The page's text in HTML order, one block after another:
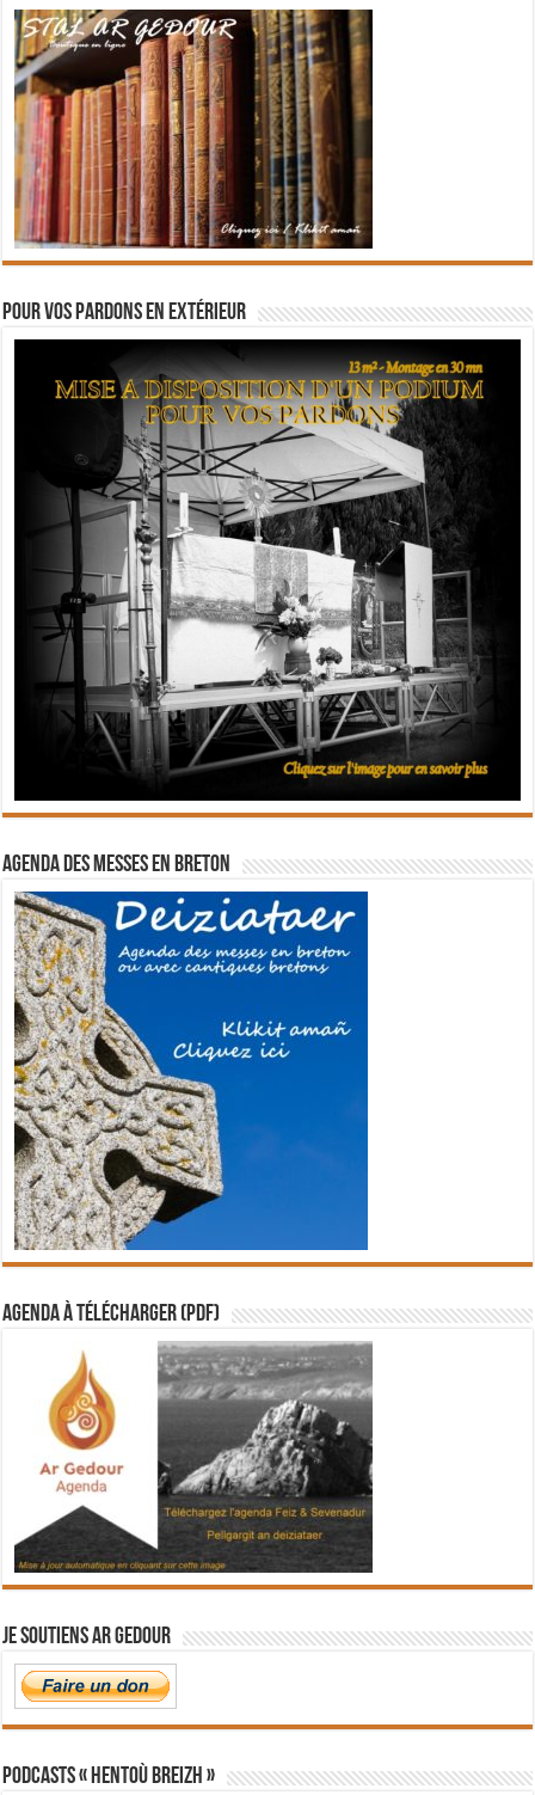
Pour vos pardons en extérieur
Agenda des messes en breton
Agenda à télécharger (PDF)
Je soutiens Ar Gedour
PODCASTS « Hentoù Breizh »